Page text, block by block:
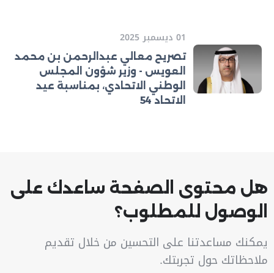
01 ديسمبر 2025
تصريح معالي عبدالرحمن بن محمد
العويس - وزير شؤون المجلس
الوطني الاتحادي، بمناسبة عيد
الاتحاد 54
هل محتوى الصفحة ساعدك على
الوصول للمطلوب؟
يمكنك مساعدتنا على التحسين من خلال تقديم
ملاحظاتك حول تجربتك.